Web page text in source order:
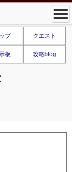
プ クエスト
板 攻略blog